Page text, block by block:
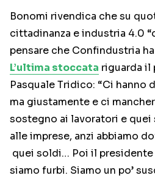
Bonomi rivendica che su
cittadinanza e industria 4.0
pensare che Confindustria
L’ultima stoccata riguarda il
Pasquale Tridico: “Ci hanno
ma giustamente e ci
sostegno ai lavoratori e
alle imprese, anzi abbiamo
quei soldi… Poi il presidente
siamo furbi. Siamo un po’